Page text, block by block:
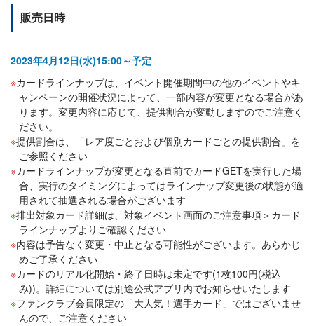
販売日時
2023年4月12日(水)15:00～予定
カードラインナップは、イベント開催期間中の他のイベントやキ
ャンペーンの開催状況によって、一部内容が変更となる場合があ
ります。変更内容に応じて、提供割合が変動しますのでご注意く
ださい。
提供割合は、「レア度ごとおよび個別カードごとの提供割合」を
ご参照ください
カードラインナップが変更となる直前でカードGETを実行した場
合、実行のタイミングによってはラインナップ変更後の状態が適
用されて抽選される場合がございます
排出対象カード詳細は、対象イベント画面のご注意事項＞カード
ラインナップよりご確認ください
内容は予告なく変更・中止となる可能性がございます。あらかじ
めご了承ください
カードのリアル化開始・終了日時は未定です(1枚100円(税込
み))。詳細については別途公式アプリ内でお知らせいたします
ファンクラブ会員限定の「大人気！選手カード」ではございませ
んので、ご注意ください